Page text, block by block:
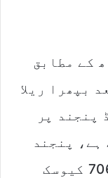
کے مطابق
بپھرا ریلا
پنجند پر
ہے، پنجند
بیراج پر پانی میں 97 ہزار 706 کیوسک